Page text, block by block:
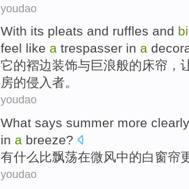
youdao
With its pleats and ruffles and
feel like a trespasser in a
它的褶边装饰与巨浪般的床帘 ，
房的侵入者。
youdao
What says summer more
in a breeze?
有什么 比飘荡在微风中的白 窗帘
youdao